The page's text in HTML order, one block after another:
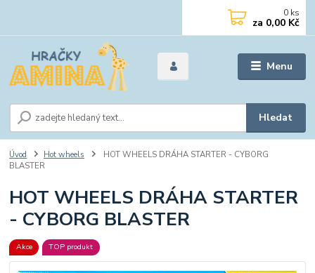
Menu
Hledat
0 ks
za 0,00 Kč
Úvod Hot wheels
HOT WHEELS DRÁHA STARTER - CYBORG
BLASTER
HOT WHEELS DRÁHA STARTER
- CYBORG BLASTER
Akce TOP produkt